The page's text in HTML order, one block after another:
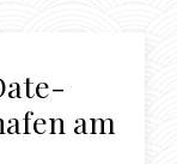
am